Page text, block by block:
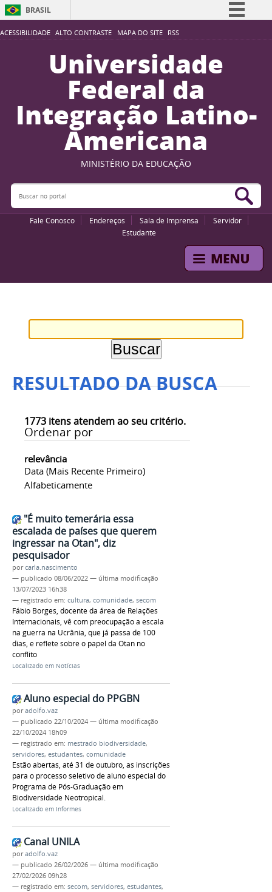
ACESSIBILIDADE ALTO CONTRASTE MAPA DO SITE RSS
BRASIL
Simplifique!
Participe
Acesso à informação
Legislação
Canais
Universidade
Federal da
Integração Latino-
Americana
MINISTÉRIO DA EDUCAÇÃO
Buscar no portal
Fale Conosco Endereços Sala de Imprensa
Servidor
Estudante
RESULTADO DA BUSCA
1773 itens atendem ao seu critério.
Ordenar por
relevância
Data (mais Recente Primeiro)
Alfabeticamente
"É muito temerária essa
escalada de países que querem
ingressar na Otan", diz
pesquisador
porcarla.nascimento
— publicado 08/06/2022 — última modificação
13/07/2023 16h38
— registrado em: cultura, comunidade, secom
Fábio Borges, docente da área de Relações
Internacionais, vê com preocupação a escala
na guerra na Ucrânia, que já passa de 100
dias, e reflete sobre o papel da Otan no
conflito
Localizado em Notícias
Aluno especial do PPGBN
poradolfo.vaz
— publicado 22/10/2024 — última modificação
22/10/2024 18h09
— registrado em: mestrado biodiversidade,
servidores, estudantes, comunidade
Estão abertas, até 31 de outubro, as inscrições
para o processo seletivo de aluno especial do
Programa de Pós-Graduação em
Biodiversidade Neotropical.
Localizado em Informes
Canal UNILA
poradolfo.vaz
— publicado 26/02/2026 — última modificação
27/02/2026 09h28
— registrado em: secom, servidores, estudantes,